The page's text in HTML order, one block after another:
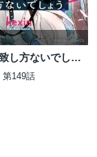
し方ないでしょ
う？
第149話